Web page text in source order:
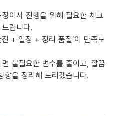
이사 진행을 위해 필요한 체크
립니다.
+ 일정 + 정리 품질’이 만족도
불필요한 변수를 줄이고, 깔끔
향을 정리해 드리겠습니다.